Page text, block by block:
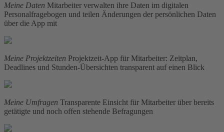
Meine Daten Mitarbeiter verwalten ihre Daten im digitalen
Personalfragebogen und teilen Änderungen der persönlichen Daten
über die App mit
Meine Projektzeiten Projektzeit-App für Mitarbeiter: Zeitplan,
Deadlines und Stunden-Übersichten transparent auf einen Blick
Meine Umfragen Transparente Einsicht für Mitarbeiter über bereits
getätigte und noch offen stehende Befragungen